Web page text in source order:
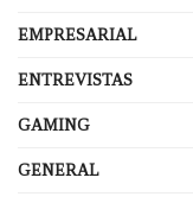
EMPRESARIAL
ENTREVISTAS
GAMING
GENERAL